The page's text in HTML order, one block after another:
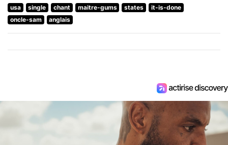
usa single chant maitre-gums states
it-is-done
oncle-sam
anglais